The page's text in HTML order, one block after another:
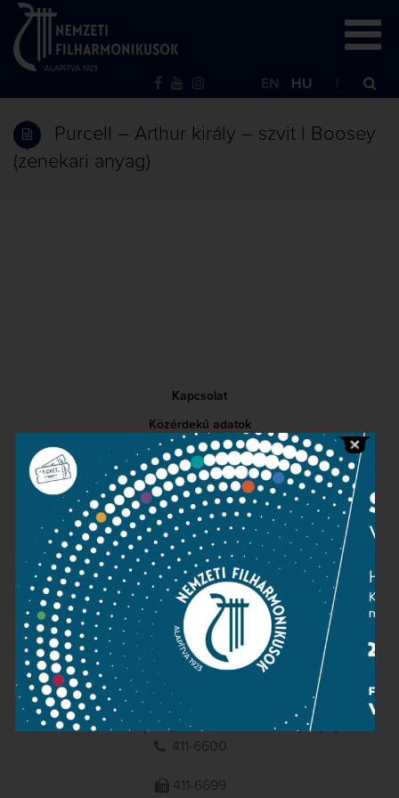
EN HU
Purcell – Arthur király – szvit | Boosey
(zenekari anyag)
Kapcsolat
Közérdekű adatok
Sajtószoba
Adatvédelem
Impresszum
NEMZETI
FILHARMONIKUSOK
1095 Budapest, Komor Marcell u. 1. (Müpa)
411-6600
411-6699